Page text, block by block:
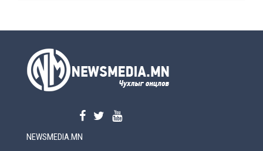
2026-08-5
2026-08-5
NEWSMEDIA.MN